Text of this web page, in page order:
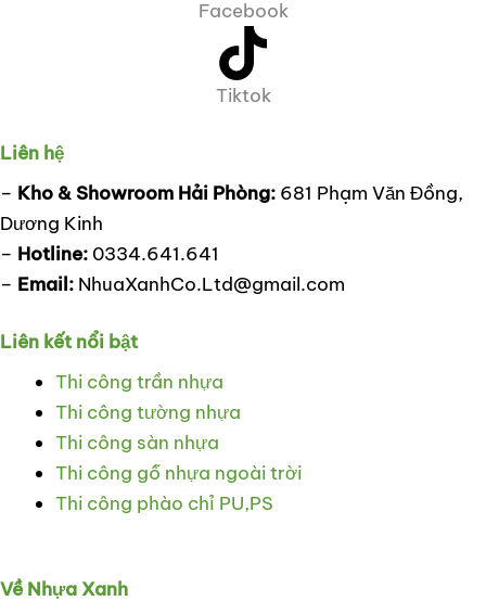
Facebook
Tiktok
Liên hệ
– Kho & Showroom Hải Phòng: 681 Phạm Văn Đồng,
Dương Kinh
– Hotline: 0334.641.641
– Email: NhuaXanhCo.Ltd@gmail.com
Liên kết nổi bật
Thi công trần nhựa
Thi công tường nhựa
Thi công sàn nhựa
Thi công gỗ nhựa ngoài trời
Thi công phào chỉ PU,PS
Về Nhựa Xanh